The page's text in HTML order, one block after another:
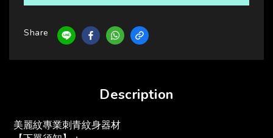
Share
Description
美麗紋專業刺青紋身器材